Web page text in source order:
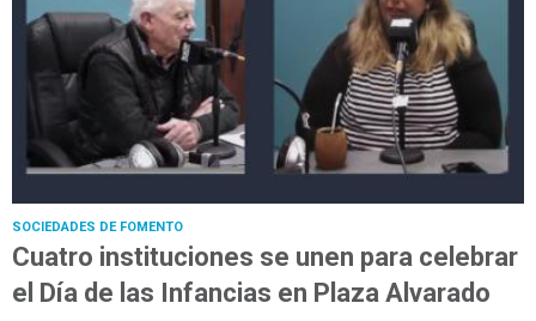
SOCIEDADES DE FOMENTO
Cuatro instituciones se unen para celebrar
el Día de las Infancias en Plaza Alvarado